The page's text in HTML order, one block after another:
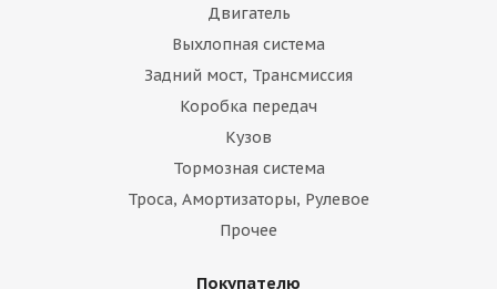
Двигатель
Выхлопная система
Задний мост, Трансмиссия
Коробка передач
Кузов
Тормозная система
Троса, Амортизаторы, Рулевое
Прочее
Покупателю